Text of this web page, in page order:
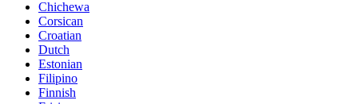
Chichewa
Corsican
Croatian
Dutch
Estonian
Filipino
Finnish